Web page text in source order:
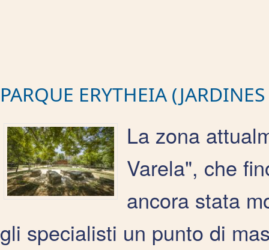
PARQUE ERYTHEIA
La zona
Varela", che
ancora stata
gli specialisti un punto di